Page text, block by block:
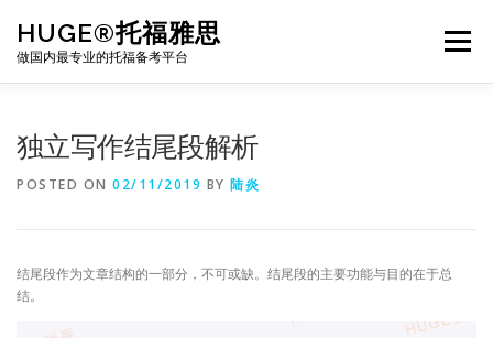
content
HUGE®托福雅思
做国内最专业的托福备考平台
Menu
独立写作结尾段解析
POSTED ON 02/11/2019 BY 陆炎
结尾段作为文章结构的一部分，不可或缺。结尾段的主要功能与目的在于总
结。